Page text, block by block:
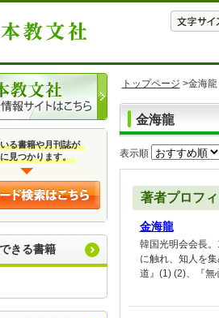
る書籍や月刊誌が
見つかります。
きる書籍
トップページ >金海龍
金海龍
表示順
著者プロフ
金海龍
韓国光明会会長
に触れ、知人を
道』(1) (2)、『無